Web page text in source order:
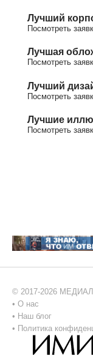
Лучший
Посмотреть
Лучшая
Посмотреть
Лучший
Посмотреть
Лучшие
Посмотреть
© 2017-2026
• О нас
• Наш блог
• Политика